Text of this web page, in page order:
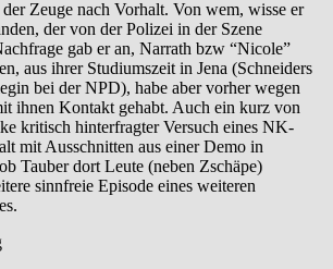
Zeuge nach Vorhalt. Von wem, wisse er
der von der Polizei in der Szene
gab er an, Narrath bzw “Nicole”
aus ihrer Studiumszeit in Jena (Schneiders
bei der NPD), habe aber vorher wegen
ihnen Kontakt gehabt. Auch ein kurz von
kritisch hinterfragter Versuch eines NK-
mit Ausschnitten aus einer Demo in
Tauber dort Leute (neben Zschäpe)
sinnfreie Episode eines weiteren